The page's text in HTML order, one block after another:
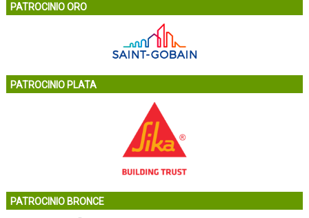
PATROCINIO ORO
PATROCINIO PLATA
PATROCINIO BRONCE